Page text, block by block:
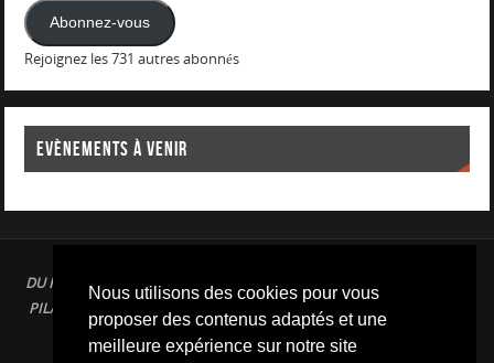
Nous utilisons des cookies pour vous
proposer des contenus adaptés et une
meilleure expérience sur notre site
Abonnez-vous
Rejoignez les 731 autres abonnés
EVÈNEMENTS À VENIR
DU PLAISIR DANS LE SPORT LOISIR A LA COMPETITION : AQUAGYM /
PILATES / STRETCHING / COURSE A PIED / NATATION / TRIATHLON /
TRAILS / YOGA/ RENFORCEMENT MUSCULAIRE
Conditions d'utilisation & Politique de confidentialité